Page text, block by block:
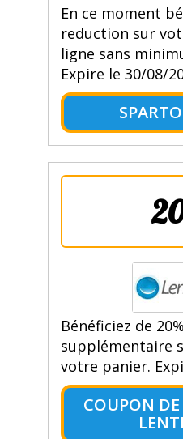
En ce moment
reduction sur
ligne sans
Expire le 30/08/
Bénéficiez de
supplémentaire
votre panier.
COUPON